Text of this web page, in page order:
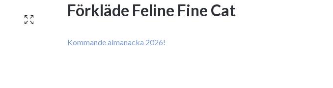
Förkläde Feline Fine Cat
Kommande almanacka 2026!